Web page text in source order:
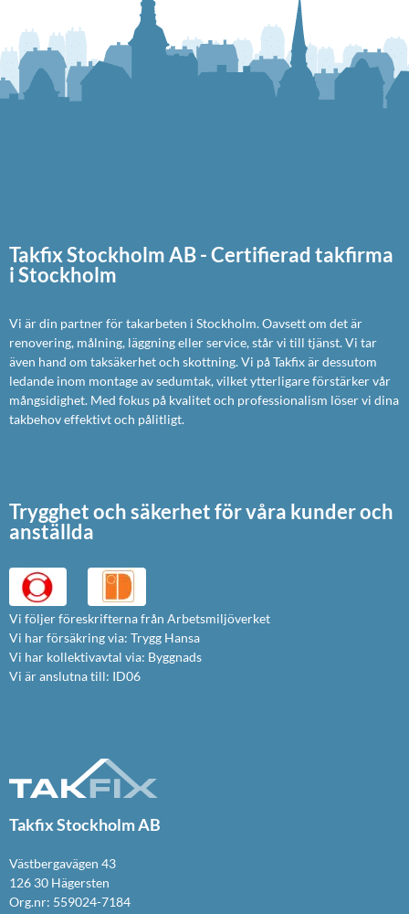
Takfix Stockholm AB - Certifierad takfirma
i Stockholm
Vi är din partner för takarbeten i Stockholm. Oavsett om det är
renovering, målning, läggning eller service, står vi till tjänst. Vi tar
även hand om taksäkerhet och skottning. Vi på Takfix är dessutom
ledande inom montage av sedumtak, vilket ytterligare förstärker vår
mångsidighet. Med fokus på kvalitet och professionalism löser vi dina
takbehov effektivt och pålitligt.
Trygghet och säkerhet för våra kunder och
anställda
Vi följer föreskrifterna från Arbetsmiljöverket
Vi har försäkring via: Trygg Hansa
Vi har kollektivavtal via: Byggnads
Vi är anslutna till: ID06
Takfix Stockholm AB
Västbergavägen 43
126 30 Hägersten
Org.nr: 559024-7184